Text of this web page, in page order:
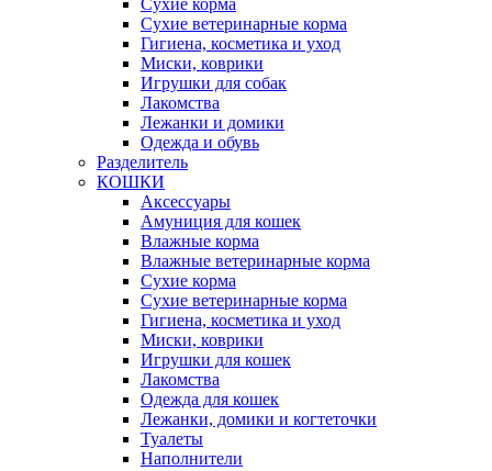
Сухие корма
Сухие ветеринарные корма
Гигиена, косметика и уход
Миски, коврики
Игрушки для собак
Лакомства
Лежанки и домики
Одежда и обувь
Разделитель
КОШКИ
Аксессуары
Амуниция для кошек
Влажные корма
Влажные ветеринарные корма
Сухие корма
Сухие ветеринарные корма
Гигиена, косметика и уход
Миски, коврики
Игрушки для кошек
Лакомства
Одежда для кошек
Лежанки, домики и когтеточки
Туалеты
Наполнители